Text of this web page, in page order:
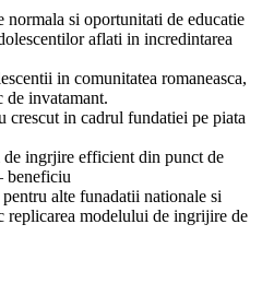
normala si oportunitati de educatie
aflati in incredintarea
in comunitatea romaneasca,
invatamant.
crescut in cadrul fundatiei pe piata
de ingrjire efficient din punct de
beneficiu
alte funadatii nationale si
replicarea modelului de ingrijire de